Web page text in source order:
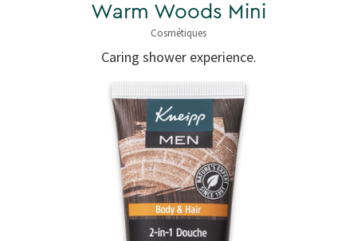
Warm Woods Mini
Cosmétiques
Caring shower experience.